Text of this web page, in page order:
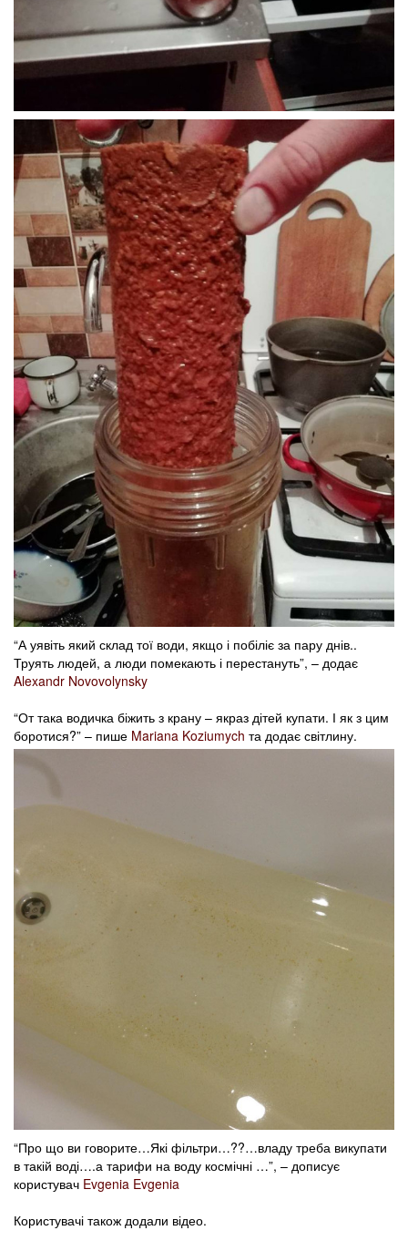
“А уявіть який склад тої води, якщо і побіліє за пару днів..
Труять людей, а люди помекають і перестануть”, – додає
Alexandr Novovolynsky
“От така водичка біжить з крану – якраз дітей купати. І як з цим
боротися?” – пише Mariana Koziumych та додає світлину.
“Про що ви говорите…Які фільтри…??…владу треба викупати
в такій воді….а тарифи на воду космічні …”, – дописує
користувач Evgenia Evgenia
Користувачі також додали відео.